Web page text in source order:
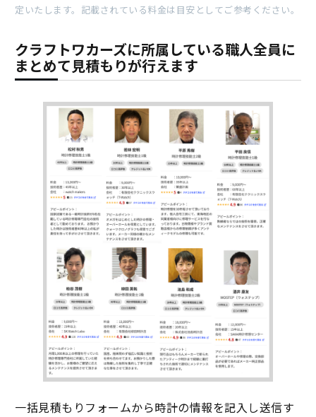
定いたします。記載されている料金は目安としてご参考ください。
クラフトワカーズに所属している職人全員に
まとめて見積もりが行えます
一括見積もりフォームから時計の情報を記入し送信す